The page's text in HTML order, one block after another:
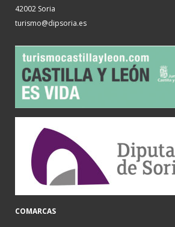
42002 Soria
turismo@dipsoria.es
COMARCAS